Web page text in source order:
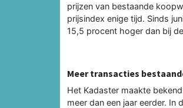
prijzen van bestaande
prijsindex enige tijd. Sinds
15,5 procent hoger dan bij
Meer transacties
Het Kadaster maakte
meer dan een jaar eerder.